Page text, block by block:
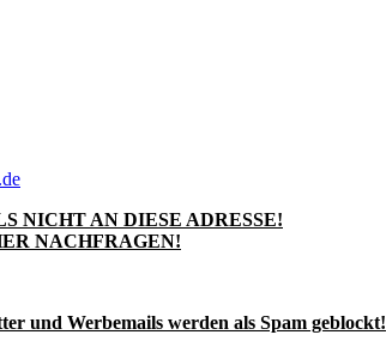
NICHT AN DIESE ADRESSE!
NACHFRAGEN!
und Werbemails werden als Spam geblockt!